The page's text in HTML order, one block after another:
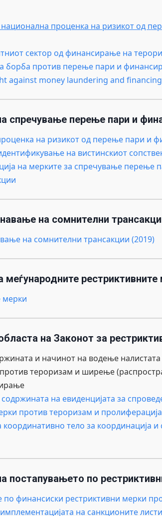
национална проценка на ризикот од
сектор од финансирање на
борба против перење пари и
against money laundering and
спречување перење пари и
на ризикот од перење пари и
на вистинскиот
на мерките за спречување
на сомнителни
на сомнителни трансакции (2019)
рестриктивните
мерки
на Законот за
и начинот на водење
тероризам и ширење
на евиденцијата за
против тероризам и пролиферација
тело за координација
постапувањето по
по финансиски рестриктивни мерки
на санкционите